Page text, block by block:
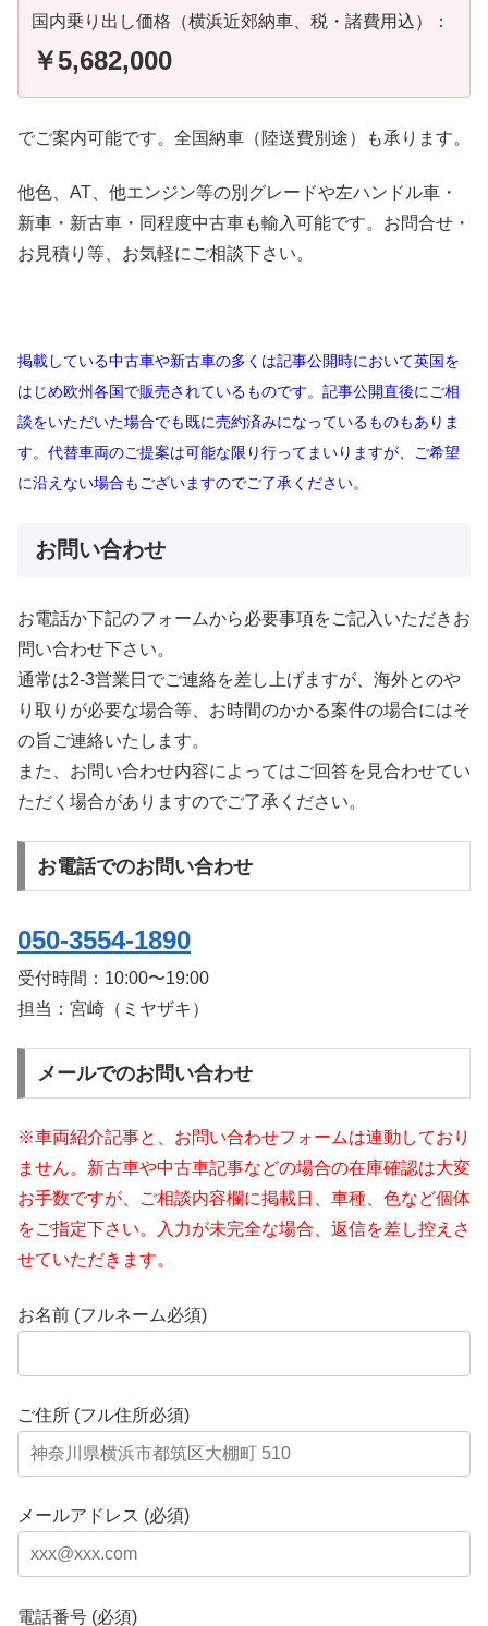
国内乗り出し価格（横浜近郊納車、税・諸費用込）：
￥5,682,000
でご案内可能です。全国納車（陸送費別途）も承ります。
他色、AT、他エンジン等の別グレードや左ハンドル車・
新車・新古車・同程度中古車も輸入可能です。お問合せ・
お見積り等、お気軽にご相談下さい。
掲載している中古車や新古車の多くは記事公開時において英国を
はじめ欧州各国で販売されているものです。記事公開直後にご相
談をいただいた場合でも既に売約済みになっているものもありま
す。代替車両のご提案は可能な限り行ってまいりますが、ご希望
に沿えない場合もございますのでご了承ください。
お問い合わせ
お電話か下記のフォームから必要事項をご記入いただきお
問い合わせ下さい。
通常は2-3営業日でご連絡を差し上げますが、海外とのや
り取りが必要な場合等、お時間のかかる案件の場合にはそ
の旨ご連絡いたします。
また、お問い合わせ内容によってはご回答を見合わせてい
ただく場合がありますのでご了承ください。
お電話でのお問い合わせ
050-3554-1890
受付時間： 10:00〜19:00
担当：宮崎（ミヤザキ）
メールでのお問い合わせ
※車両紹介記事と、お問い合わせフォームは連動しており
ません。新古車や中古車記事などの場合の在庫確認は大変
お手数ですが、ご相談内容欄に掲載日、車種、色など個体
をご指定下さい。入力が未完全な場合、返信を差し控えさ
せていただきます。
お名前 (フルネーム必須)
ご住所 (フル住所必須)
メールアドレス (必須)
電話番号 (必須)